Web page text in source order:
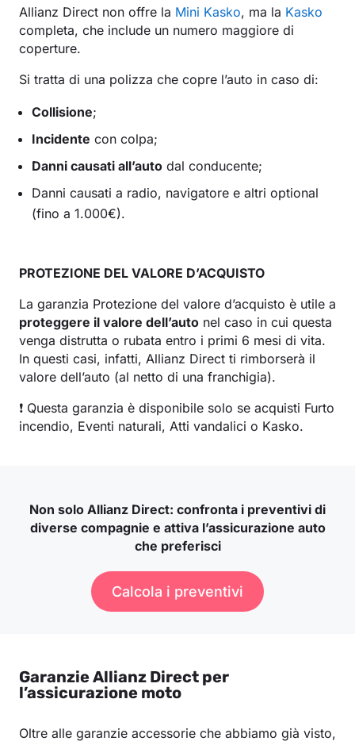
Allianz Direct non offre la Mini Kasko, ma la Kasko
completa, che include un numero maggiore di
coperture.
Si tratta di una polizza che copre l’auto in caso di:
Collisione;
Incidente con colpa;
Danni causati all’auto dal conducente;
Danni causati a radio, navigatore e altri optional
(fino a 1.000€).
PROTEZIONE DEL VALORE D’ACQUISTO
La garanzia Protezione del valore d’acquisto è utile a
proteggere il valore dell’auto nel caso in cui questa
venga distrutta o rubata entro i primi 6 mesi di vita.
In questi casi, infatti, Allianz Direct ti rimborserà il
valore dell’auto (al netto di una franchigia).
❗ Questa garanzia è disponibile solo se acquisti Furto
incendio, Eventi naturali, Atti vandalici o Kasko.
Non solo Allianz Direct: confronta i preventivi di
diverse compagnie e attiva l’assicurazione auto
che preferisci
Calcola i preventivi
Garanzie Allianz Direct per
l’assicurazione moto
Oltre alle garanzie accessorie che abbiamo già visto,